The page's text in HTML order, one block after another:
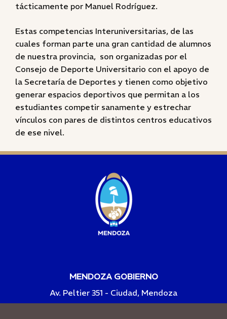
tácticamente por Manuel Rodríguez.
Estas competencias Interuniversitarias, de las
cuales forman parte una gran cantidad de alumnos
de nuestra provincia, son organizadas por el
Consejo de Deporte Universitario con el apoyo de
la Secretaría de Deportes y tienen como objetivo
generar espacios deportivos que permitan a los
estudiantes competir sanamente y estrechar
vínculos con pares de distintos centros educativos
de ese nivel.
MENDOZA GOBIERNO
Av. Peltier 351 - Ciudad, Mendoza